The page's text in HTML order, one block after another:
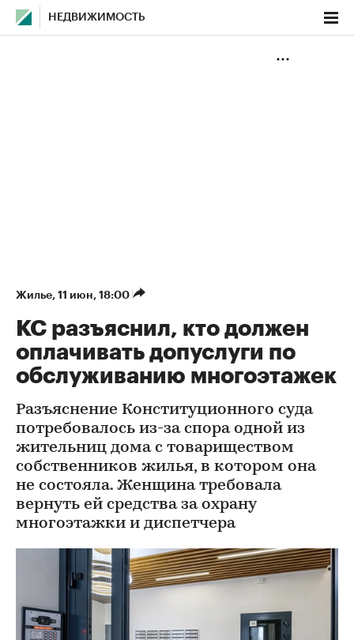
НЕДВИЖИМОСТЬ
Жилье⁠, 11 июн, 18:00
КС разъяснил, кто должен
оплачивать допуслуги по
обслуживанию многоэтажек
Разъяснение Конституционного суда
потребовалось из-за спора одной из
жительниц дома с товариществом
собственников жилья, в котором она
не состояла. Женщина требовала
вернуть ей средства за охрану
многоэтажки и диспетчера